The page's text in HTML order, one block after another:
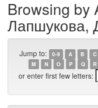
Browsing by
Лапшукова,
Jump to: 0-9 A B C
M
N O P Q R
or enter first few letters: